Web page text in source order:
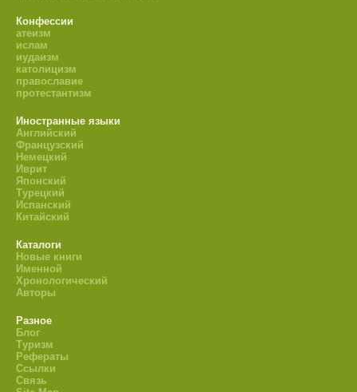
Конфессии
атеизм
ислам
иудаизм
католицизм
православие
протестантизм
Иностранные языки
Английский
Французский
Немецкий
Иврит
Японский
Турецкий
Испанский
Китайский
Каталоги
Новые книги
Именной
Хронологический
Авторы
Разное
Блог
Туризм
Рефераты
Ссылки
Связь